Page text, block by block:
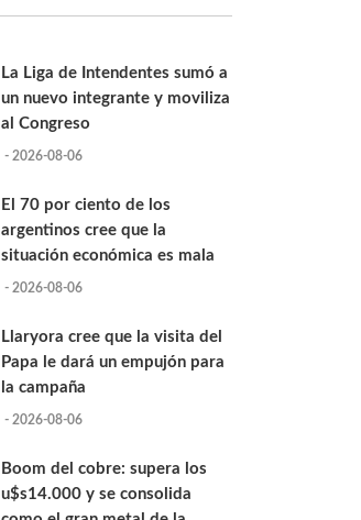
La Liga de Intendentes sumó a
un nuevo integrante y moviliza
al Congreso
- 2026-08-06
El 70 por ciento de los
argentinos cree que la
situación económica es mala
- 2026-08-06
Llaryora cree que la visita del
Papa le dará un empujón para
la campaña
- 2026-08-06
Boom del cobre: supera los
u$s14.000 y se consolida